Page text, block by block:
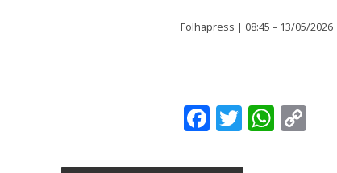
Folhapress | 08:45 – 13/05/2026
F T W